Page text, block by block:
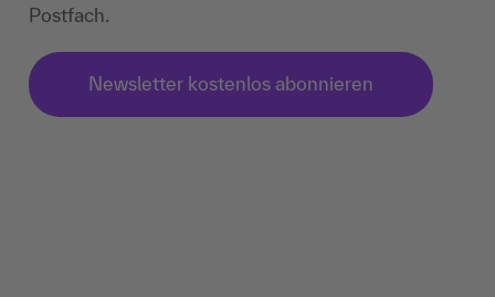
Postfach.
Newsletter kostenlos abonnieren